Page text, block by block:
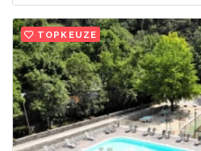
TOPKEUZE